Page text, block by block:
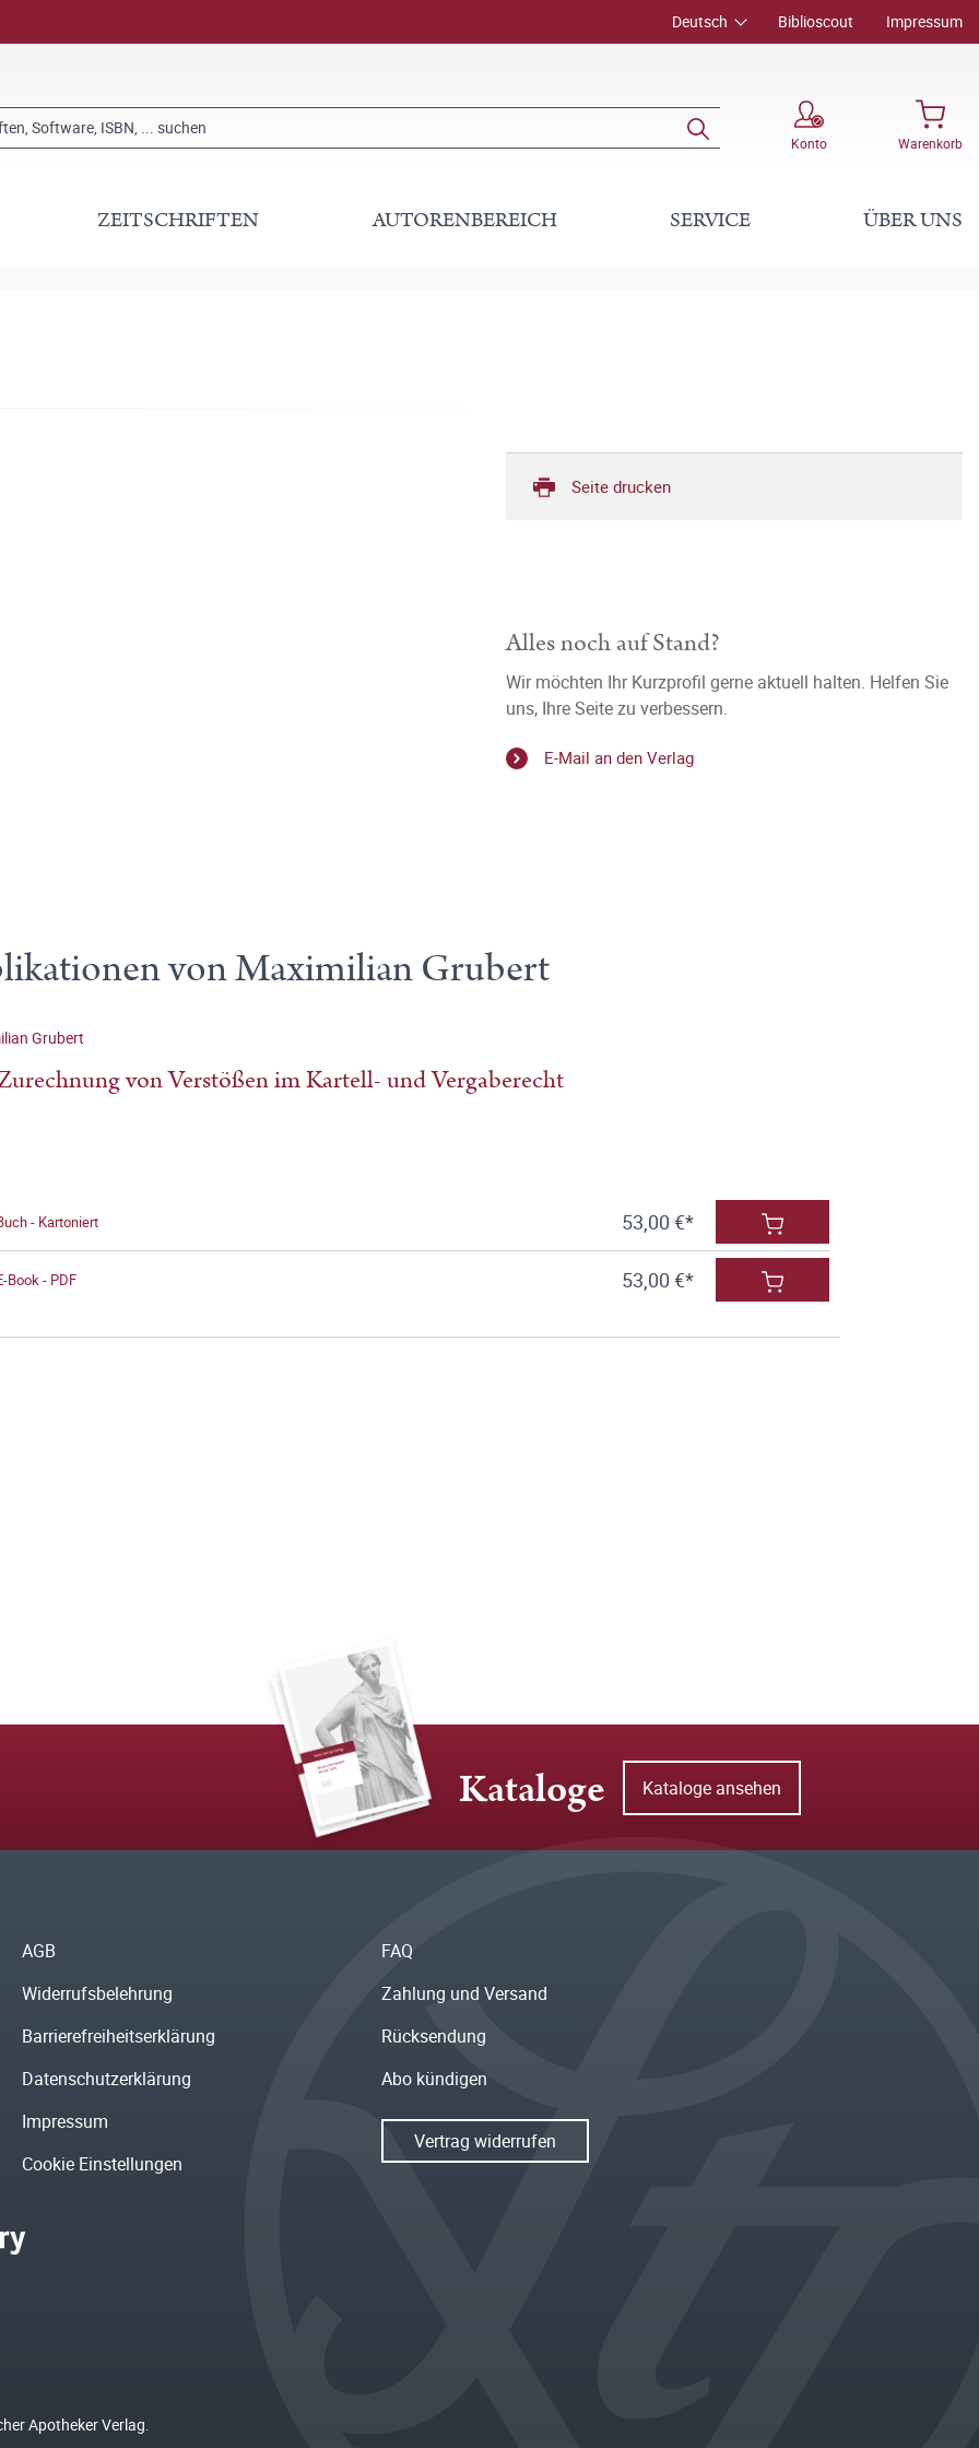
Deutsch Biblioscout Impressum
Konto Warenkorb
ZEITSCHRIFTEN AUTORENBEREICH SERVICE ÜBER UNS
Seite drucken
Alles noch auf Stand?
Wir möchten Ihr Kurzprofil gerne aktuell halten. Helfen Sie
uns, Ihre Seite zu verbessern.
E-Mail an den Verlag
von Maximilian Grubert
Grubert
von Verstößen im Kartell- und Vergaberecht
- Kartoniert 53,00 €*
Book - PDF 53,00 €*
Kataloge Kataloge ansehen
AGB
Widerrufsbelehrung
Barrierefreiheitserklärung
Datenschutzerklärung
Impressum
Cookie Einstellungen
FAQ
Zahlung und Versand
Rücksendung
Abo kündigen
Vertrag widerrufen
Apotheker Verlag.